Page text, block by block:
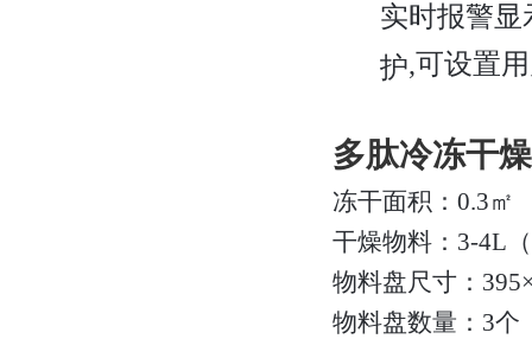
实时报警
护,可设置
多肽冷冻干
冻干面积：0.3㎡
干燥物料：3-4L
物料盘尺寸：
物料盘数量：3个